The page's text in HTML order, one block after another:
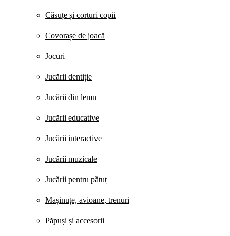
Căsuțe și corturi copii
Covorașe de joacă
Jocuri
Jucării dentiție
Jucării din lemn
Jucării educative
Jucării interactive
Jucării muzicale
Jucării pentru pătuț
Mașinuțe, avioane, trenuri
Păpuși și accesorii